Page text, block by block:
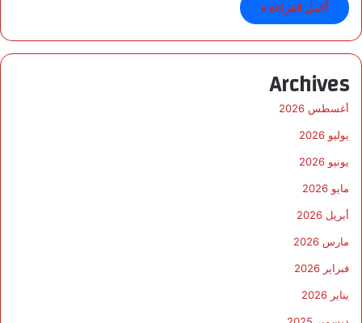
أكمل القراءة »
Archives
أغسطس 2026
يوليو 2026
يونيو 2026
مايو 2026
أبريل 2026
مارس 2026
فبراير 2026
يناير 2026